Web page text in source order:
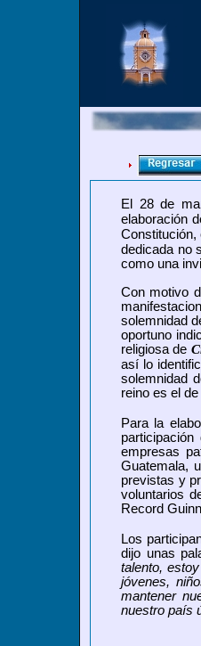
El 28 de
elaboración
Constitución,
dedicada no
como una
Con motivo
solemnidad
oportuno
religiosa de
así lo
solemnidad
reino es el
Para la
empresas
Guatemala,
previstas y
voluntarios
Record
Los
dijo unas
talento,
jóvenes,
mantener
nuestro país